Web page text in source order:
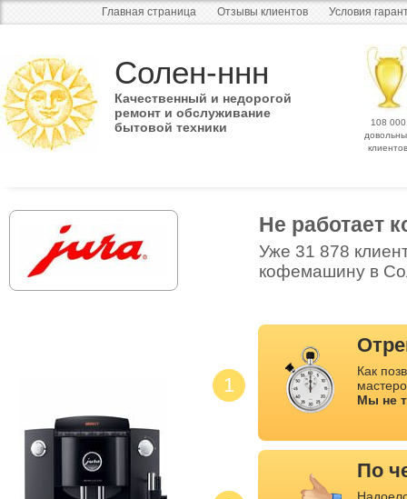
Главная страница Отзывы клиентов Условия
Солен-ннн
Качественный и недорогой
ремонт и обслуживание
бытовой техники
108 000
клиентов
Не работает
Уже 31 878
кофемашину в
1
Как
Мы не
По